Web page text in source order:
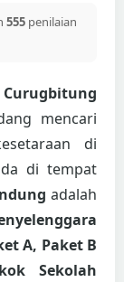
555 penilaian
mencari
di
di tempat
adalah
A, Paket B
Sekolah